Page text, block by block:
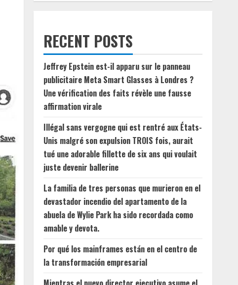
RECENT POSTS
Jeffrey Epstein est-il apparu sur le panneau
publicitaire Meta Smart Glasses à Londres ?
Une vérification des faits révèle une fausse
affirmation virale
Illégal sans vergogne qui est rentré aux États-
Unis malgré son expulsion TROIS fois, aurait
tué une adorable fillette de six ans qui voulait
juste devenir ballerine
La familia de tres personas que murieron en el
devastador incendio del apartamento de la
abuela de Wylie Park ha sido recordada como
amable y devota.
Por qué los mainframes están en el centro de
la transformación empresarial